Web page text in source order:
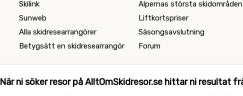
Skilink
Sunweb
Alla skidresearrangörer
Betygsätt en skidresearrangör
Alpernas största skidområden
Liftkortspriser
Säsongsavslutning
Forum
När ni söker resor på AlltOmSkidresor.se hittar ni resultat